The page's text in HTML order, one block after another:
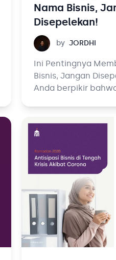
Nama Bisnis,
Disepelekan!
Jordhiby JORDHI
Ini Pentingnya
Bisnis, Jangan
Anda berpikir
dibagikan ke kolega.